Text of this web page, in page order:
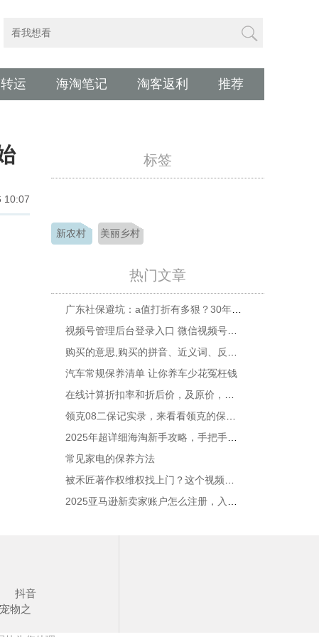
运 海淘笔记 淘客返利 推荐
10:07
标签
新农村 美丽乡村
热门文章
汽车常规保养清单 让你养车少花冤枉钱
常见家电的保养方法
抖音
宠物之